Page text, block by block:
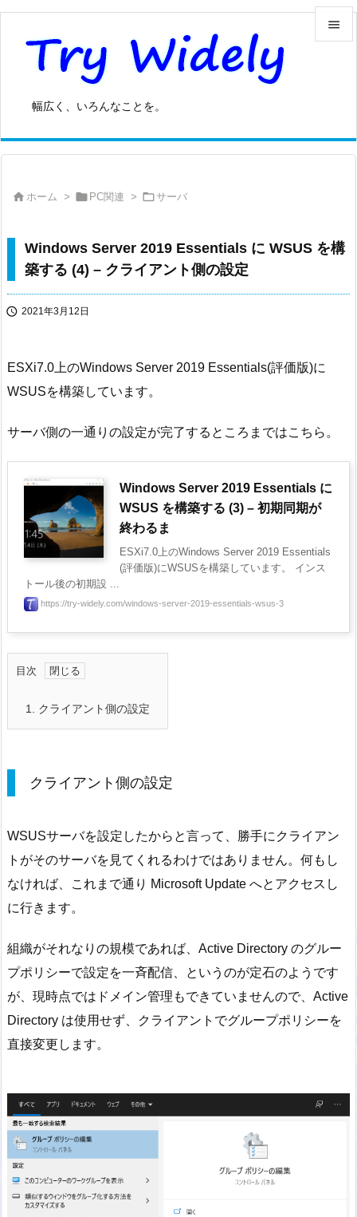
幅広く、いろんなことを。


前へ
 ホーム >  PC関連 >  サーバ
Windows Server 2019 Essentials に WSUS を構
築する (4) – クライアント側の設定
 2021年3月12日
ESXi7.0上のWindows Server 2019 Essentials(評価版)に
WSUSを構築しています。
サーバ側の一通りの設定が完了するところまではこちら。
Windows Server 2019 Essentials に
WSUS を構築する (3) – 初期同期が
終わるま
ESXi7.0上のWindows Server 2019 Essentials
(評価版)にWSUSを構築しています。 インス
トール後の初期設 ...
https://try-widely.com/windows-server-2019-essentials-wsus-3
目次
1. クライアント側の設定
クライアント側の設定
WSUSサーバを設定したからと言って、勝手にクライアン
トがそのサーバを見てくれるわけではありません。何もし
なければ、これまで通り Microsoft Update へとアクセスし
に行きます。
組織がそれなりの規模であれば、Active Directory のグルー
プポリシーで設定を一斉配信、というのが定石のようです
が、現時点ではドメイン管理もできていませんので、Active
Directory は使用せず、クライアントでグループポリシーを
直接変更します。